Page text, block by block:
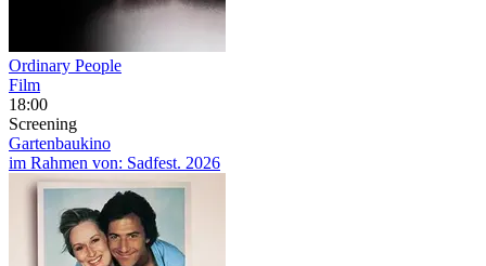
Ordinary People
Film
18:00
Screening
Gartenbaukino
im Rahmen von: Sadfest. 2026